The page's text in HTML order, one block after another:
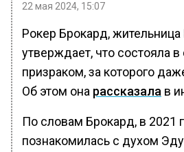
22 мая 2024, 15:07
Рокер Брокард,
утверждает, что состояла
призраком, за которого
Об этом она рассказала в
По словам Брокард, в 2021
познакомилась с духом